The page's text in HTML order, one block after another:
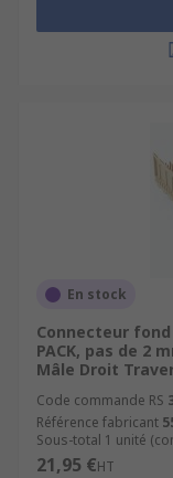
En stock
Connecteur
PACK, pas de 2
Mâle Droit
Code commande RS
Référence fabricant
Sous-total 1 unité
21,95 €HT